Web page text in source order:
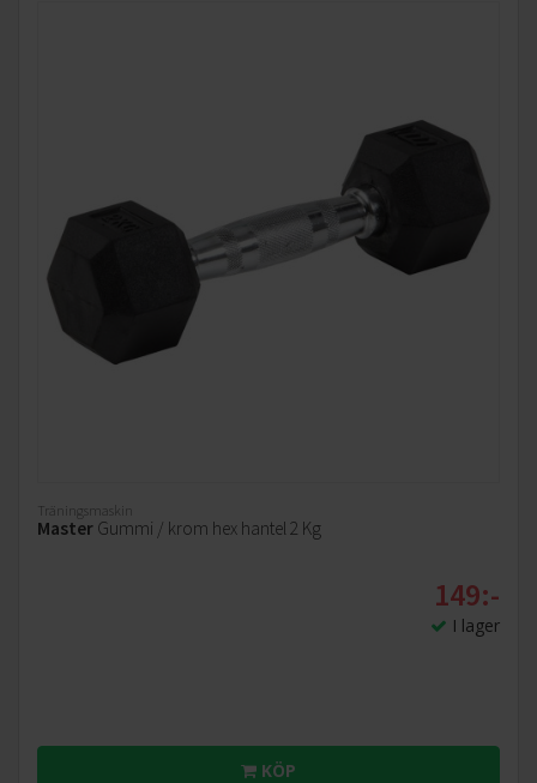
Träningsmaskin
Master Gummi / krom hex hantel 2 Kg
149:-
I lager
KÖP